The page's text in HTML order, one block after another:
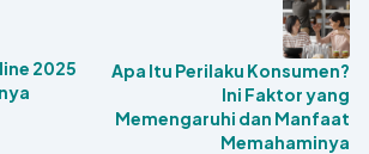
2025
Apa Itu Perilaku Konsumen?
Ini Faktor yang
Memengaruhi dan Manfaat
Memahaminya